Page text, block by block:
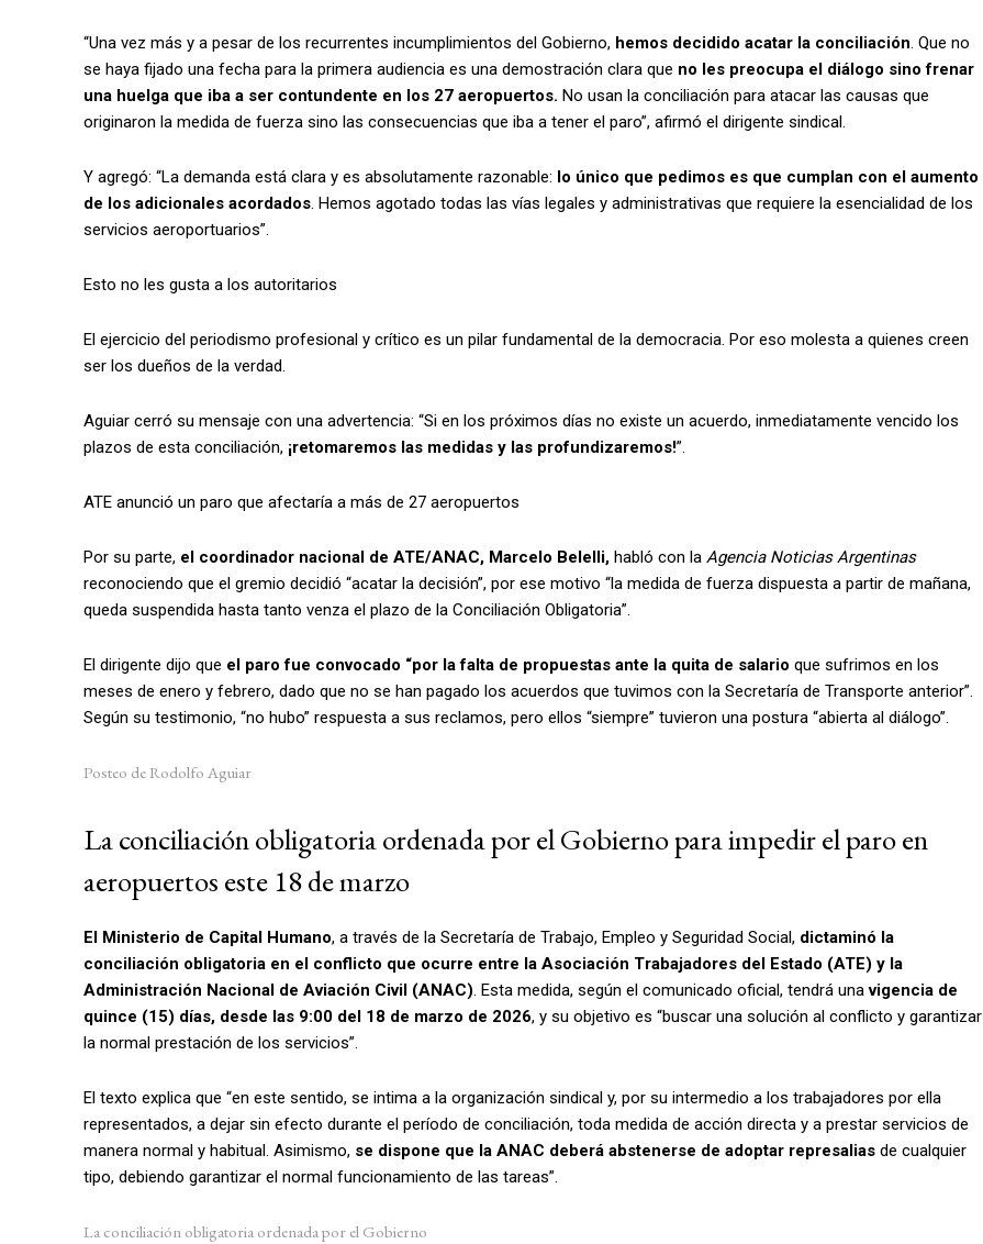
“Una vez más y a pesar de los recurrentes incumplimientos del Gobierno, hemos decidido acatar la conciliación. Que no
se haya fijado una fecha para la primera audiencia es una demostración clara que no les preocupa el diálogo sino frenar
una huelga que iba a ser contundente en los 27 aeropuertos. No usan la conciliación para atacar las causas que
originaron la medida de fuerza sino las consecuencias que iba a tener el paro”, afirmó el dirigente sindical.
Y agregó: “La demanda está clara y es absolutamente razonable: lo único que pedimos es que cumplan con el aumento
de los adicionales acordados. Hemos agotado todas las vías legales y administrativas que requiere la esencialidad de los
servicios aeroportuarios”.
Esto no les gusta a los autoritarios
El ejercicio del periodismo profesional y crítico es un pilar fundamental de la democracia. Por eso molesta a quienes creen
ser los dueños de la verdad.
Aguiar cerró su mensaje con una advertencia: “Si en los próximos días no existe un acuerdo, inmediatamente vencido los
plazos de esta conciliación, ¡retomaremos las medidas y las profundizaremos!”.
ATE anunció un paro que afectaría a más de 27 aeropuertos
Por su parte, el coordinador nacional de ATE/ANAC, Marcelo Belelli, habló con la Agencia Noticias Argentinas
reconociendo que el gremio decidió “acatar la decisión”, por ese motivo “la medida de fuerza dispuesta a partir de mañana,
queda suspendida hasta tanto venza el plazo de la Conciliación Obligatoria”.
El dirigente dijo que el paro fue convocado “por la falta de propuestas ante la quita de salario que sufrimos en los
meses de enero y febrero, dado que no se han pagado los acuerdos que tuvimos con la Secretaría de Transporte anterior”.
Según su testimonio, “no hubo” respuesta a sus reclamos, pero ellos “siempre” tuvieron una postura “abierta al diálogo”.
Posteo de Rodolfo Aguiar
La conciliación obligatoria ordenada por el Gobierno para impedir el paro en
aeropuertos este 18 de marzo
El Ministerio de Capital Humano, a través de la Secretaría de Trabajo, Empleo y Seguridad Social, dictaminó la
conciliación obligatoria en el conflicto que ocurre entre la Asociación Trabajadores del Estado (ATE) y la
Administración Nacional de Aviación Civil (ANAC). Esta medida, según el comunicado oficial, tendrá unavigencia de
quince (15) días, desde las 9:00 del 18 de marzo de 2026, y su objetivo es “buscar una solución al conflicto y garantizar
la normal prestación de los servicios”.
El texto explica que “en este sentido, se intima a la organización sindical y, por su intermedio a los trabajadores por ella
representados, a dejar sin efecto durante el período de conciliación, toda medida de acción directa y a prestar servicios de
manera normal y habitual. Asimismo, se dispone que la ANAC deberá abstenerse de adoptar represalias de cualquier
tipo, debiendo garantizar el normal funcionamiento de las tareas”.
La conciliación obligatoria ordenada por el Gobierno